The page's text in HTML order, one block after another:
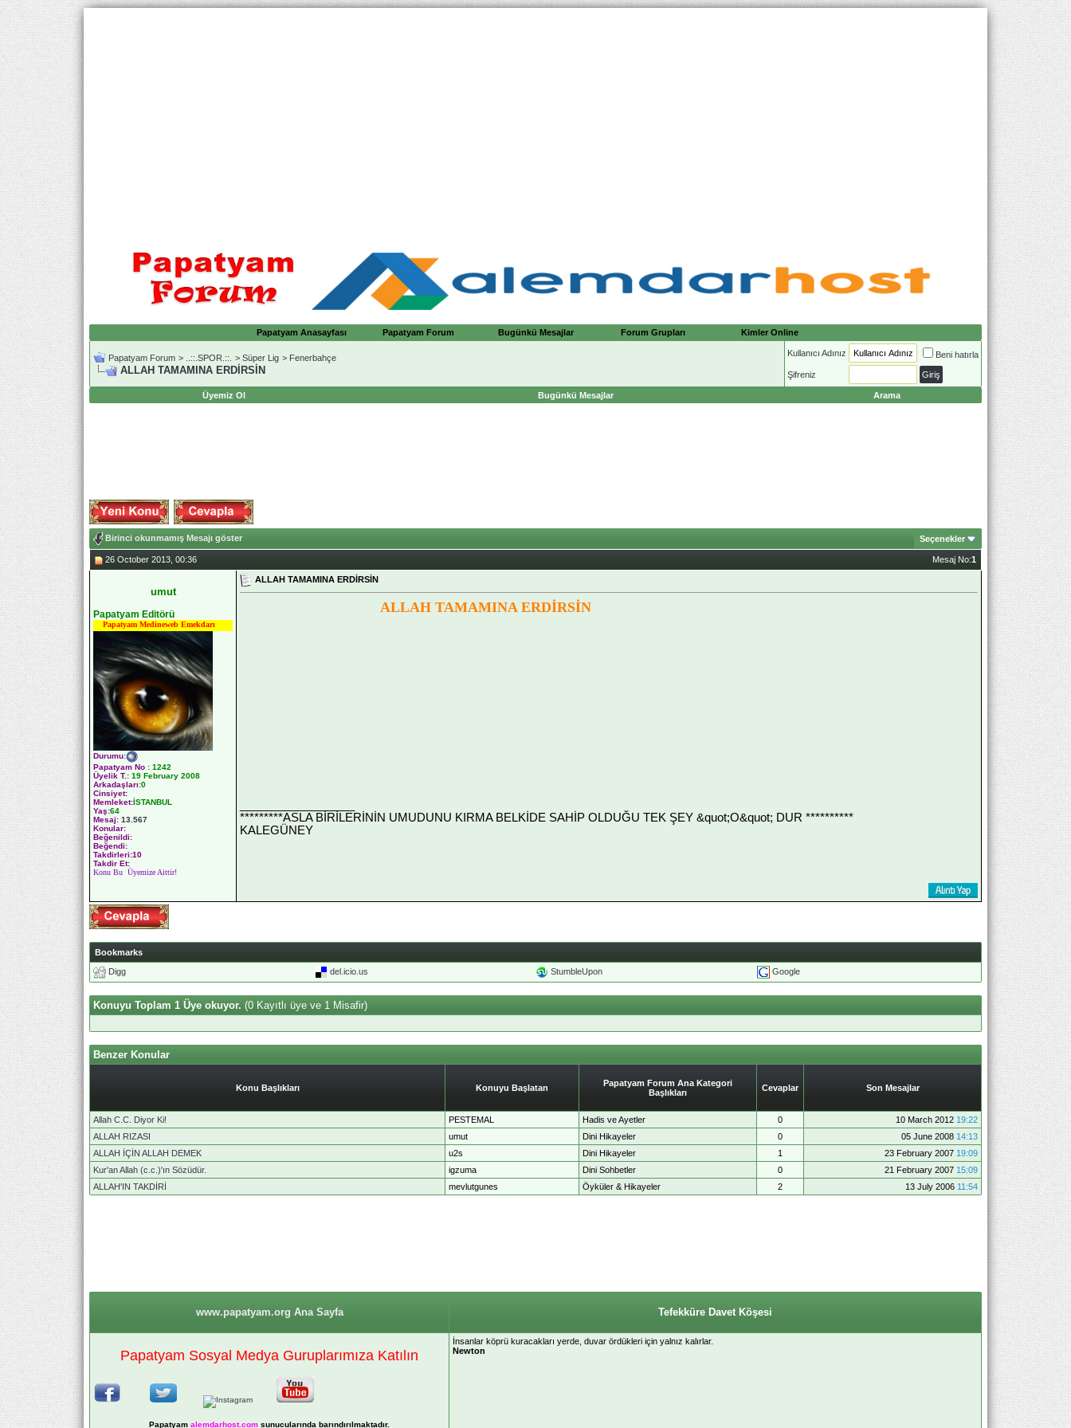
Papatyam Anasayfası Papatyam Forum Bugünkü Mesajlar Forum Grupları Kimler Online
Papatyam Forum > ..::.SPOR.::. > Süper Lig > Fenerbahçe
ALLAH TAMAMINA ERDİRSİN
Kullanıcı Adınız Beni hatırla
Şifreniz
Üyemiz Ol Bugünkü Mesajlar Arama
Birinci okunmamış Mesajı göster Seçenekler
26 October 2013, 00:36 Mesaj No:1
umut
Papatyam Editörü
Papatyam Medineweb Emekdarı
Durumu:
Papatyam No : 1242
Üyelik T.: 19 February 2008
Arkadaşları:0
Cinsiyet:
Memleket:İSTANBUL
Yaş:64
Mesaj: 13.567
Konular:
Beğenildi:
Beğendi:
Takdirleri:10
Takdir Et:
Konu Bu Üyemize Aittir!
ALLAH TAMAMINA ERDİRSİN
ALLAH TAMAMINA ERDİRSİN
*********ASLA BİRİLERİNİN UMUDUNU KIRMA BELKİDE SAHİP OLDUĞU TEK ŞEY &quot;O&quot; DUR **********
KALEGÜNEY
Bookmarks
Digg
del.icio.us StumbleUpon Google
Konuyu Toplam 1 Üye okuyor. (0 Kayıtlı üye ve 1 Misafir)
Benzer Konular
Konu Başlıkları Konuyu Başlatan
Papatyam Forum Ana Kategori
Başlıkları
Cevaplar Son Mesajlar
Allah C.C. Diyor Ki! PESTEMAL Hadis ve Ayetler 0 10 March 2012 19:22
ALLAH RIZASI
umut Dini Hikayeler 0 05 June 2008 14:13
ALLAH İÇİN ALLAH DEMEK
u2s Dini Hikayeler 1 23 February 2007 19:09
Kur'an Allah (c.c.)'ın Sözüdür.
igzuma Dini Sohbetler 0 21 February 2007 15:09
ALLAH'IN TAKDİRİ
mevlutgunes Öyküler & Hikayeler 2 13 July 2006 11:54
www.papatyam.org Ana Sayfa Tefekküre Davet Köşesi
Papatyam Sosyal Medya Guruplarımıza Katılın
Papatyam alemdarhost.com sunucularında barındırılmaktadır.
İnsanlar köprü kuracakları yerde, duvar ördükleri için yalnız kalırlar.
Newton